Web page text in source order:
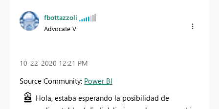
fbottazzoli
Advocate V
‎10-22-2020 12:21 PM
Source Community: Power BI
Hola, estaba esperando la posibilidad de